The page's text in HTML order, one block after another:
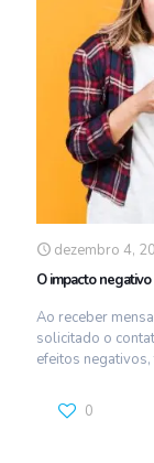
dezembro 4,
O impacto
Ao receber
solicitado o
efeitos
0